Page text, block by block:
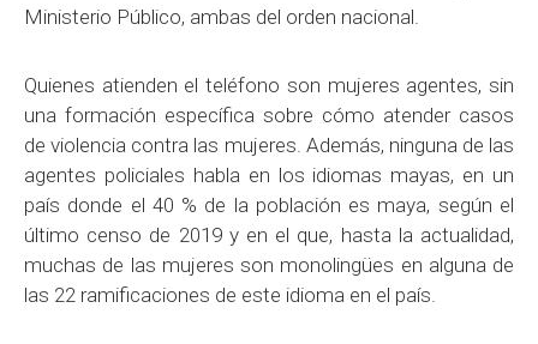
Ministerio Público, ambas del orden nacional.
Quienes atienden el teléfono son mujeres agentes, sin
una formación específica sobre cómo atender casos
de violencia contra las mujeres. Además, ninguna de las
agentes policiales habla en los idiomas mayas, en un
país donde el 40 % de la población es maya, según el
último censo de 2019 y en el que, hasta la actualidad,
muchas de las mujeres son monolingües en alguna de
las 22 ramificaciones de este idioma en el país.